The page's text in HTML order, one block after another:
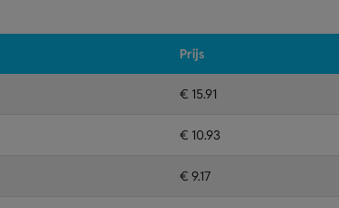
Prijs
€ 15.91
€ 10.93
€ 9.17